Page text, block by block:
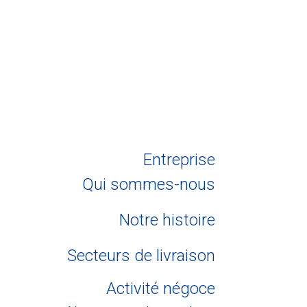
Entreprise
Qui sommes-nous
Notre histoire
Secteurs de livraison
Activité négoce